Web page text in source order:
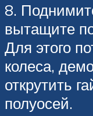
8.
вытащите
Для этого
колеса,
открутить
полуосей.